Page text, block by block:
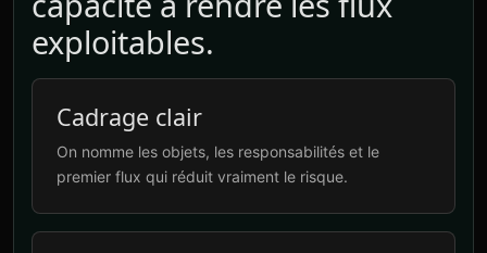
exploitables.
Cadrage clair
On nomme les objets, les responsabilités et le
premier flux qui réduit vraiment le risque.